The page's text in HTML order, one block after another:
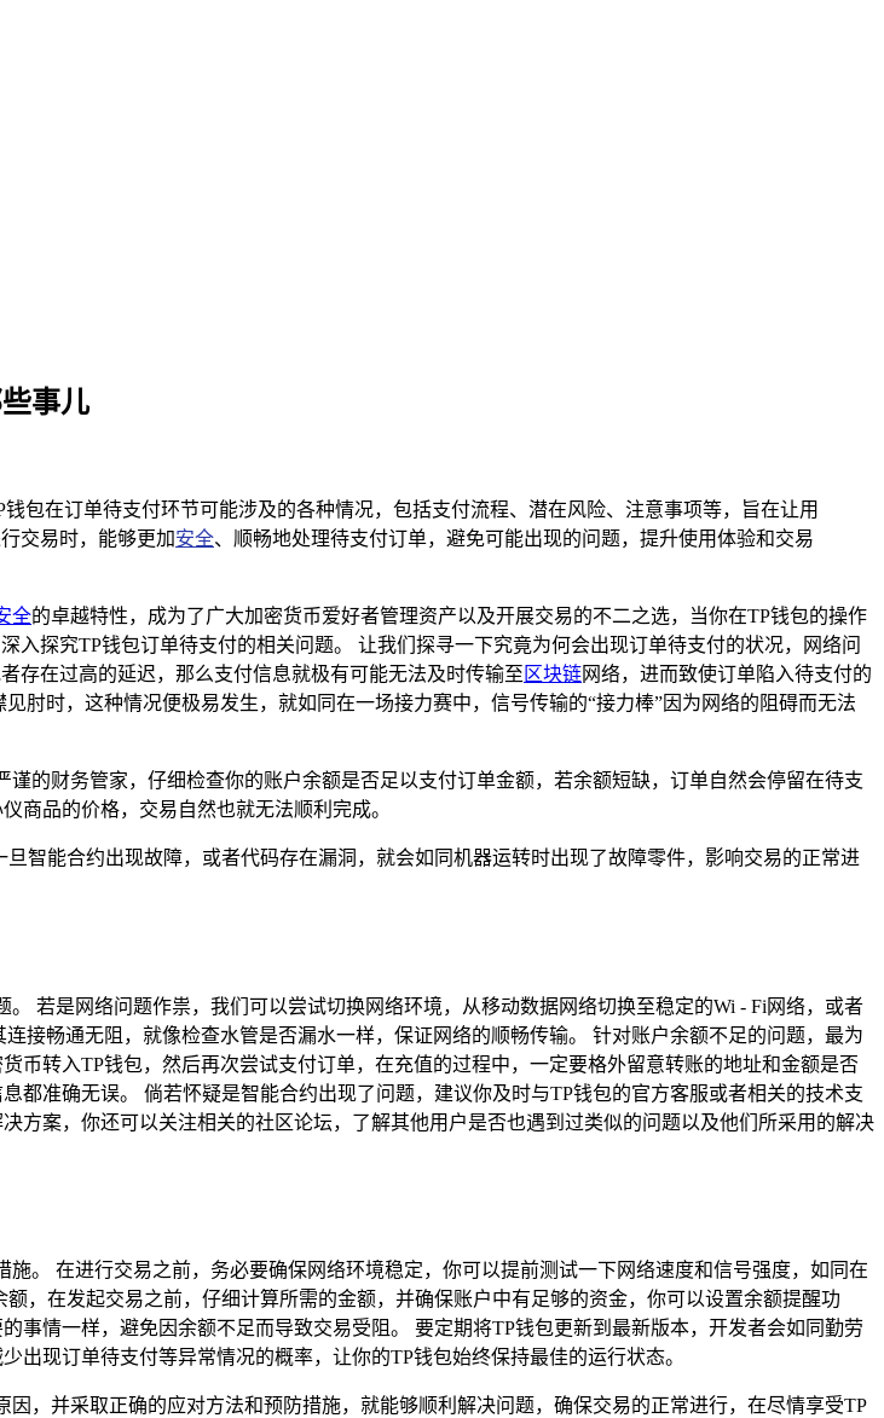
事儿
包在订单待支付环节可能涉及的各种情况，包括支付流程、潜在风险、注意事项等，旨在让用
交易时，能够更加安全、顺畅地处理待支付订单，避免可能出现的问题，提升使用体验和交易
全的卓越特性，成为了广大加密货币爱好者管理资产以及开展交易的不二之选，当你在TP钱包的操作
探究TP钱包订单待支付的相关问题。 让我们探寻一下究竟为何会出现订单待支付的状况，网络问
存在过高的延迟，那么支付信息就极有可能无法及时传输至 区块链网络，进而致使订单陷入待支付的
肘时，这种情况便极易发生，就如同在一场接力赛中，信号传输的“接力棒”因为网络的阻碍而无法
的财务管家，仔细检查你的账户余额是否足以支付订单金额，若余额短缺，订单自然会停留在待支
商品的价格，交易自然也就无法顺利完成。
智能合约出现故障，或者代码存在漏洞，就会如同机器运转时出现了故障零件，影响交易的正常进
若是网络问题作祟，我们可以尝试切换网络环境，从移动数据网络切换至稳定的Wi - Fi网络，或者
接畅通无阻，就像检查水管是否漏水一样，保证网络的顺畅传输。 针对账户余额不足的问题，最为
币转入TP钱包，然后再次尝试支付订单，在充值的过程中，一定要格外留意转账的地址和金额是否
都准确无误。 倘若怀疑是智能合约出现了问题，建议你及时与TP钱包的官方客服或者相关的技术支
方案，你还可以关注相关的社区论坛，了解其他用户是否也遇到过类似的问题以及他们所采用的解决
。 在进行交易之前，务必要确保网络环境稳定，你可以提前测试一下网络速度和信号强度，如同在
，在发起交易之前，仔细计算所需的金额，并确保账户中有足够的资金，你可以设置余额提醒功
事情一样，避免因余额不足而导致交易受阻。 要定期将TP钱包更新到最新版本，开发者会如同勤劳
现订单待支付等异常情况的概率，让你的TP钱包始终保持最佳的运行状态。
，并采取正确的应对方法和预防措施，就能够顺利解决问题，确保交易的正常进行，在尽情享受TP